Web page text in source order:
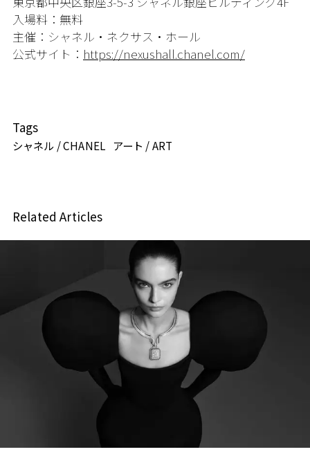
入場料：無料
主催： シャネル ・ネクサス・ホール
公式サイト： https://nexushall.chanel.com/
Tags
シャネル / CHANEL アート / ART
Related Articles